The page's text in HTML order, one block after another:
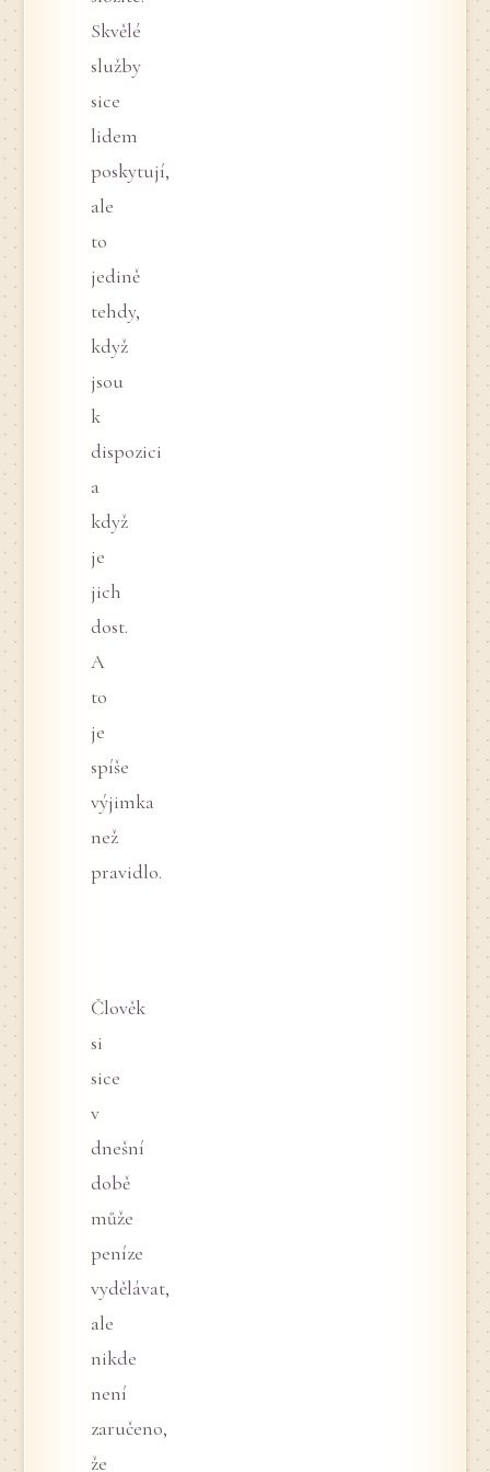
Skvělé
služby
sice
lidem
poskytují,
ale
to
jedině
tehdy,
když
jsou
k
dispozici
a
když
je
jich
dost.
A
to
je
spíše
výjimka
než
pravidlo.
Člověk
si
sice
v
dnešní
době
může
peníze
vydělávat,
ale
nikde
není
zaručeno,
že